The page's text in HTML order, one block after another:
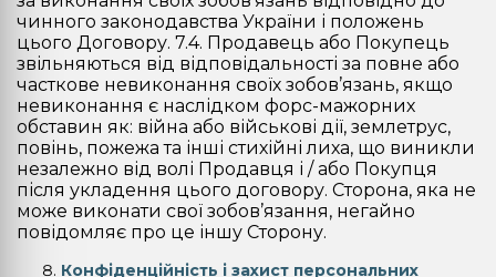
чинного законодавства України і положень
цього Договору. 7.4. Продавець або Покупець
звільняються від відповідальності за повне або
часткове невиконання своїх зобов’язань, якщо
невиконання є наслідком форс-мажорних
обставин як: війна або військові дії, землетрус,
повінь, пожежа та інші стихійні лиха, що виникли
незалежно від волі Продавця і / або Покупця
після укладення цього договору. Сторона, яка не
може виконати свої зобов’язання, негайно
повідомляє про це іншу Сторону.
Конфіденційність і захист персональних